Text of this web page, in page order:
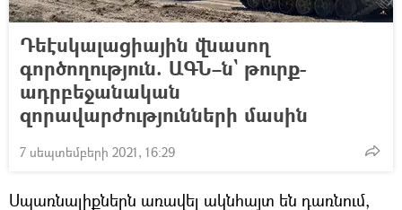
Դեէսկալացիային վնասող
գործողություն. ԱԳՆ–ն` թուրք-
ադրբեջանական
զորավարժությունների մասին
7 սեպտեմբերի 2021, 16:29
Սպառնալիքներն առավել ակնհայտ են դառնում,